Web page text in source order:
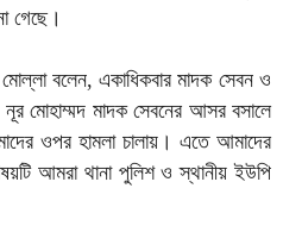
গেছে।
বলেন, একাধিকবার মাদক সেবন ও
মোহাম্মদ মাদক সেবনের আসর বসালে
ওপর হামলা চালায়। এতে আমাদের
আমরা থানা পুলিশ ও স্থানীয় ইউপি